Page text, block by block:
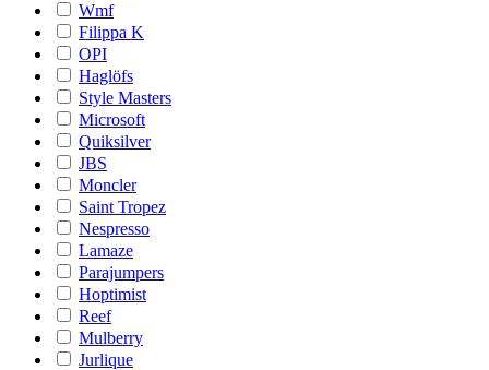
Wmf
Filippa K
OPI
Haglöfs
Style Masters
Microsoft
Quiksilver
JBS
Moncler
Saint Tropez
Nespresso
Lamaze
Parajumpers
Hoptimist
Reef
Mulberry
Jurlique